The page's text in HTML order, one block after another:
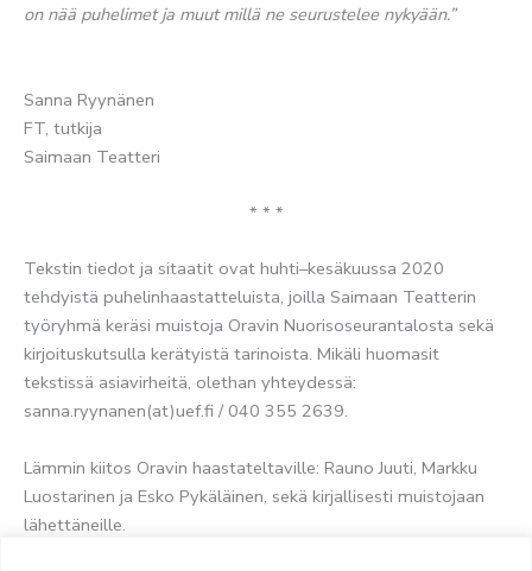
on nää puhelimet ja muut millä ne seurustelee nykyään.”
Sanna Ryynänen
FT, tutkija
Saimaan Teatteri
* * *
Tekstin tiedot ja sitaatit ovat huhti–kesäkuussa 2020
tehdyistä puhelinhaastatteluista, joilla Saimaan Teatterin
työryhmä keräsi muistoja Oravin Nuorisoseurantalosta sekä
kirjoituskutsulla kerätyistä tarinoista. Mikäli huomasit
tekstissä asiavirheitä, olethan yhteydessä:
sanna.ryynanen(at)uef.fi / 040 355 2639.
Lämmin kiitos Oravin haastateltaville: Rauno Juuti, Markku
Luostarinen ja Esko Pykäläinen, sekä kirjallisesti muistojaan
lähettäneille.